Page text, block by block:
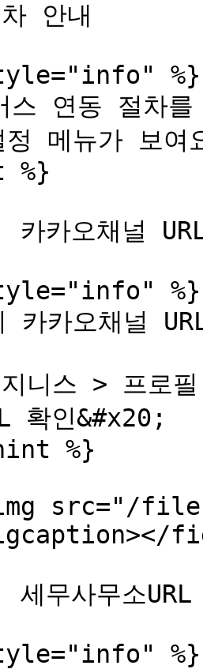
안내
%}
스 연동 절차
정 메뉴가 보여
%}
카오채널
%}
카카오채널
니스 > 프로
확인&#x20;
src="/files/
무사무소URL
%}